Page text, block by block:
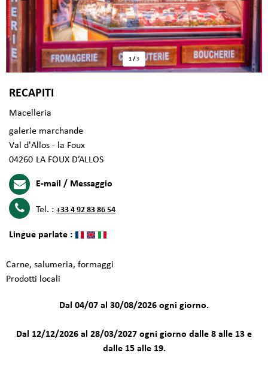
1/3
RECAPITI
Macelleria
galerie marchande
Val d'Allos - la Foux
04260 LA FOUX D’ALLOS
E-mail / Messaggio
Tel. : +33 4 92 83 86 54
Lingue parlate :
Carne, salumeria, formaggi
Prodotti locali
Dal 04/07 al 30/08/2026 ogni giorno.
Dal 12/12/2026 al 28/03/2027 ogni giorno dalle 8 alle 13 e
dalle 15 alle 19.